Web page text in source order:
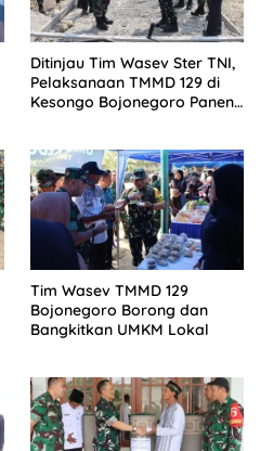
Ditinjau Tim Wasev Ster TNI,
Pelaksanaan TMMD 129 di
Kesongo Bojonegoro Panen
Tim Wasev TMMD 129
Bojonegoro Borong dan
Bangkitkan UMKM Lokal